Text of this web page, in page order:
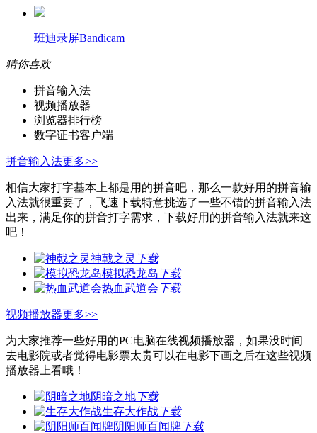
班迪录屏Bandicam
猜你喜欢
拼音输入法
视频播放器
浏览器排行榜
数字证书客户端
拼音输入法更多>>
相信大家打字基本上都是用的拼音吧，那么一款好用的拼音输
入法就很重要了，飞速下载特意挑选了一些不错的拼音输入法
出来，满足你的拼音打字需求，下载好用的拼音输入法就来这
吧！
神戟之灵 下载
模拟恐龙岛 下载
热血武道会 下载
视频播放器更多>>
为大家推荐一些好用的PC电脑在线视频播放器，如果没时间
去电影院或者觉得电影票太贵可以在电影下画之后在这些视频
播放器上看哦！
阴暗之地下载
生存大作战下载
阴阳师百闻牌下载